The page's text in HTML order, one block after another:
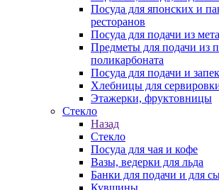
Посуда для японских и
ресторанов
Посуда для подачи из
Предметы для подачи из
поликарбоната
Посуда для подачи и
Хлебницы для
Этажерки, фруктовницы
Стекло
Назад
Стекло
Посуда для чая и кофе
Вазы, ведерки для льда
Банки для подачи и для
Кувшины